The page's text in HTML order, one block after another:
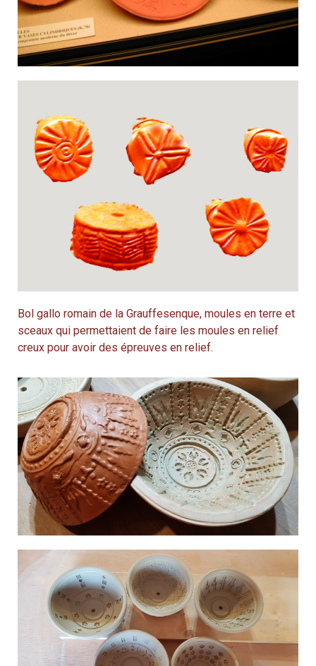
Bol gallo romain de la Grauffesenque, moules en terre et
sceaux qui permettaient de faire les moules en relief
creux pour avoir des épreuves en relief.